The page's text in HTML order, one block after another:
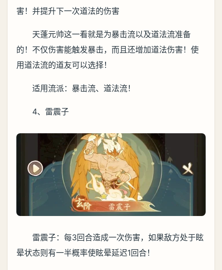
害！并提升下一次道法的伤害
天蓬元帅这一看就是为暴击流以及道法流准备
的！不仅伤害能触发暴击，而且还增加道法伤害！使
用道法流的道友可以选择！
适用流派：暴击流、道法流！
4、雷震子
雷震子：每3回合造成一次伤害，如果敌方处于眩
晕状态则有一半概率使眩晕延迟1回合！